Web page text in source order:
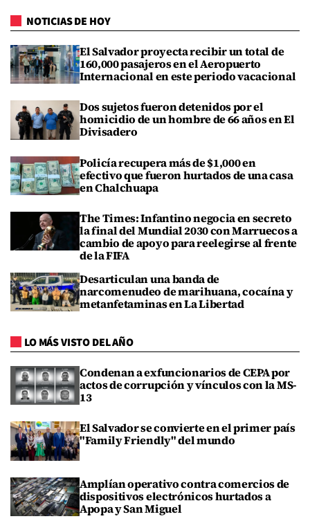
NOTICIAS DE HOY
El Salvador proyecta recibir un total de
160,000 pasajeros en el Aeropuerto
Internacional en este periodo vacacional
Dos sujetos fueron detenidos por el
homicidio de un hombre de 66 años en El
Divisadero
Policía recupera más de $1,000 en
efectivo que fueron hurtados de una casa
en Chalchuapa
The Times: Infantino negocia en secreto
la final del Mundial 2030 con Marruecos a
cambio de apoyo para reelegirse al frente
de la FIFA
Desarticulan una banda de
narcomenudeo de marihuana, cocaína y
metanfetaminas en La Libertad
LO MÁS VISTO DEL AÑO
Condenan a exfuncionarios de CEPA por
actos de corrupción y vínculos con la MS-
13
El Salvador se convierte en el primer país
"Family Friendly" del mundo
Amplían operativo contra comercios de
dispositivos electrónicos hurtados a
Apopa y San Miguel